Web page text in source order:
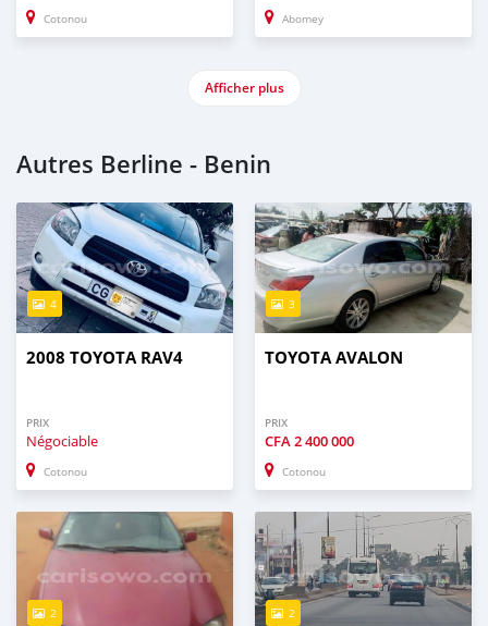
Cotonou Abomey
Afficher plus
Autres Berline - Benin
4
2008 TOYOTA RAV4
PRIX
Négociable
Cotonou
3
TOYOTA AVALON
PRIX
CFA2 400 000
Cotonou
2 2